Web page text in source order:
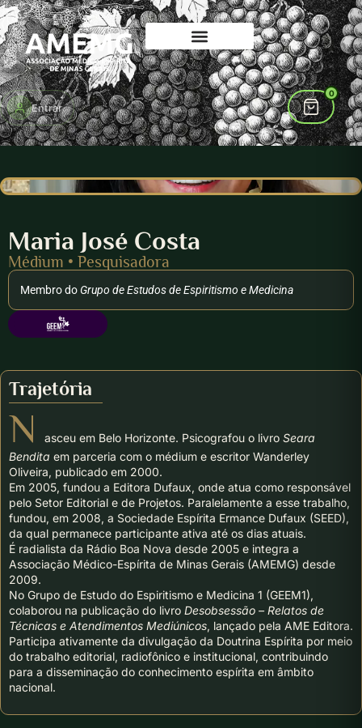
Entrar
0
Maria José Costa
Médium • Pesquisadora
Membro do Grupo de Estudos de Espiritismo e Medicina
Trajetória
N asceu em Belo Horizonte. Psicografou o livro Seara
Bendita em parceria com o médium e escritor Wanderley
Oliveira, publicado em 2000.
Em 2005, fundou a Editora Dufaux, onde atua como responsável
pelo Setor Editorial e de Projetos. Paralelamente a esse trabalho,
fundou, em 2008, a Sociedade Espírita Ermance Dufaux (SEED),
da qual permanece participante ativa até os dias atuais.
É radialista da Rádio Boa Nova desde 2005 e integra a
Associação Médico-Espírita de Minas Gerais (AMEMG) desde
2009.
No Grupo de Estudo do Espiritismo e Medicina 1 (GEEM1),
colaborou na publicação do livro Desobsessão – Relatos de
Técnicas e Atendimentos Mediúnicos, lançado pela AME Editora.
Participa ativamente da divulgação da Doutrina Espírita por meio
do trabalho editorial, radiofônico e institucional, contribuindo
para a disseminação do conhecimento espírita em âmbito
nacional.